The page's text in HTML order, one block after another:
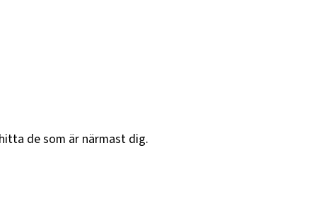
de som är närmast dig.